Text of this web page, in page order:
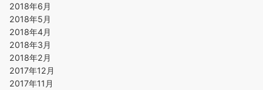
2018年6月
2018年5月
2018年4月
2018年3月
2018年2月
2017年12月
2017年11月